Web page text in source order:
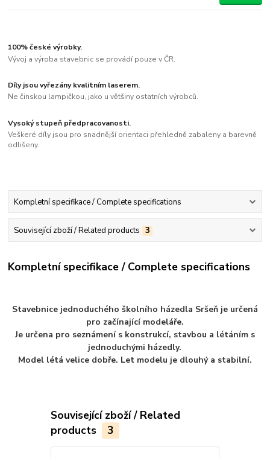
100% české výrobky.
Vývoj a výroba stavebnic se provádí pouze v ČR.
Díly jsou vyřezány kvalitním laserem.
Ne činskou lampičkou, jako u většiny ostatních výrobců.
Vysoký stupeň předpracovanosti.
Veškeré díly jsou pro snadnější orientaci přehledně zabaleny a barevně
odlišeny.
Kompletní specifikace / Complete specifications
Související zboží / Related products 3
Kompletní specifikace / Complete specifications
Stavebnice jednoduchého školního házedla Sršeň je určená
pro začínající modeláře.
Je určena pro seznámení s konstrukcí, stavbou a létáním s
jednoduchými házedly.
Model létá velice dobře. Let modelu je dlouhý a stabilní.
Související zboží / Related
products
3